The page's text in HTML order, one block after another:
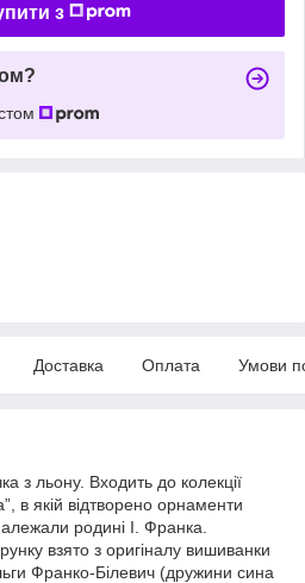
з
Доставка Оплата Умови
з льону. Входить до колекції
, в якій відтворено орнаменти
родині І. Франка.
взято з оригіналу вишиванки
Франко-Білевич (дружини сина